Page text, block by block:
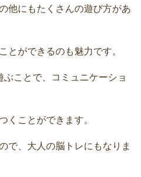
他にもたくさんの遊び方があ
とができるのも魅力です。
ことで、コミュニケーショ
くことができます。
で、大人の脳トレにもなりま